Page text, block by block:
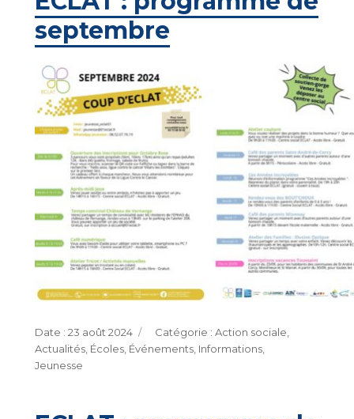
septembre
Publié
le
23 août 2024 Catégories
Action sociale
Actualités, Écoles, Événements, Informations,
Jeunesse